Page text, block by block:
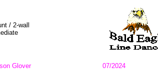
/ 2-wall
Glover 07/2024